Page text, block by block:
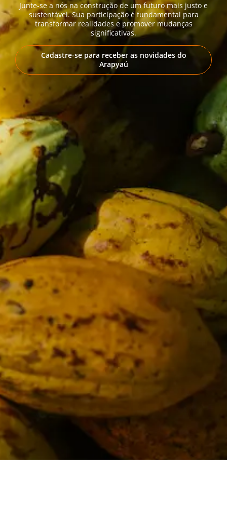
Junte-se a nós na construção de um futuro mais justo e
sustentável. Sua participação é fundamental para
transformar realidades e promover mudanças
significativas.
Cadastre-se para receber as novidades do
Arapyaú